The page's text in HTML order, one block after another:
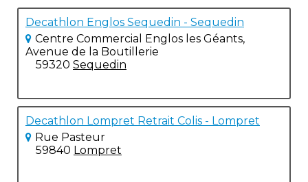
Decathlon Englos Sequedin - Sequedin
Centre Commercial Englos les Géants,
Avenue de la Boutillerie
59320 Sequedin
Decathlon Lompret Retrait Colis - Lompret
Rue Pasteur
59840 Lompret